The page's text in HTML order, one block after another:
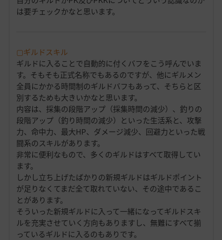
は要チェックかなと思います。
▢ギルドスキル
ギルドに入ることで自動的に付くバフをこう呼んでいま
す。そもそも正式名称でもあるのですが、他にギルメン
全員にかかる時間制のギルドバフもあって、そちらと区
別するためも大きいかなと思います。
内容は、採集の段階アップ（採集時間の減少）、釣りの
段階アップ（釣り時間の減少）といった生活系と、攻撃
力、命中力、最大HP、ダメージ減少、回避力といった戦
闘系のスキルがあります。
非常に便利なもので、多くのギルドはすべて取得してい
ます。
しかし立ち上げたばかりの新規ギルドはギルドポイント
が足りなくてまだ全て取れていない、その途中であるこ
とがあります。
そういった新規ギルドに入って一緒になってギルドスキ
ルを充実させていく方向もありますし、無難にすべて揃
っているギルドに入るのもありです。